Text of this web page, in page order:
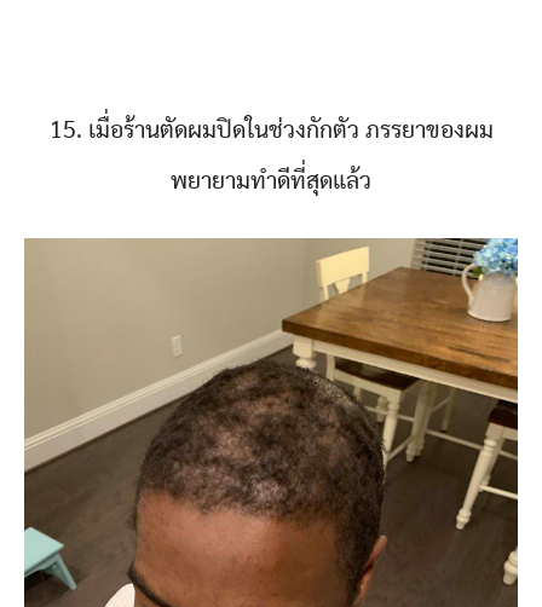
15. เมื่อร้านตัดผมปิดในช่วงกักตัว ภรรยาของผม
พยายามทำดีที่สุดแล้ว